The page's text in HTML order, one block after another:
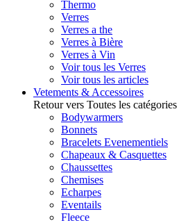
Thermo
Verres
Verres a the
Verres à Bière
Verres à Vin
Voir tous les Verres
Voir tous les articles
Vetements & Accessoires
Retour vers Toutes les catégories
Bodywarmers
Bonnets
Bracelets Evenementiels
Chapeaux & Casquettes
Chaussettes
Chemises
Echarpes
Eventails
Fleece